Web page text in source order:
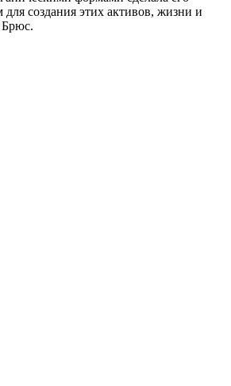
создания этих активов, жизни и